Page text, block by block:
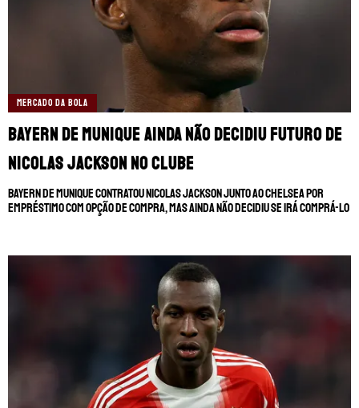
MERCADO DA BOLA
Bayern de Munique ainda não decidiu futuro de
Nicolas Jackson no clube
Bayern de Munique contratou Nicolas Jackson junto ao Chelsea por
empréstimo com opção de compra, mas ainda não decidiu se irá comprá-lo